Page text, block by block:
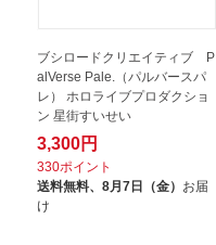
ブシロードクリエイティブ P
alVerse Pale.（パルバースパ
レ） ホロライブプロダクショ
ン 星街すいせい
3,300円
330ポイント
送料無料、 8月7日（金） お届
け